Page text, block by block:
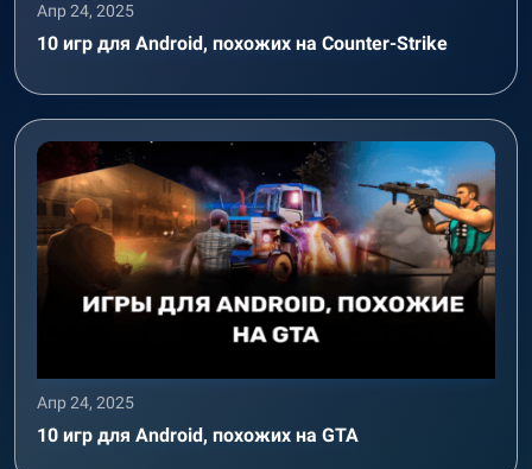
Апр 24, 2025
10 игр для Android, похожих на Counter-Strike
Апр 24, 2025
10 игр для Android, похожих на GTA